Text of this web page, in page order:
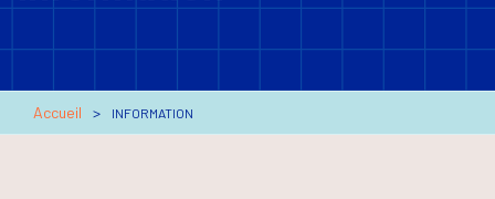
Accueil INFORMATION